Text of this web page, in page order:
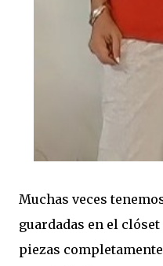
Muchas veces
guardadas en el
piezas